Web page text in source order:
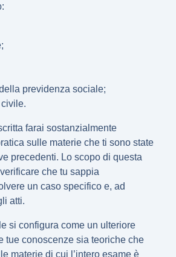
previdenza sociale;
farai sostanzialmente
sulle materie che ti sono state
precedenti. Lo scopo di questa
che tu sappia
un caso specifico e, ad
atti.
si configura come un ulteriore
tue conoscenze sia teoriche che
materie di cui l’intero esame è